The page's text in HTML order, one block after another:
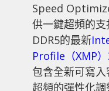
Speed
供一鍵超頻的
DDR5的最新
Profile（XMP
包含全新可寫
超頻的彈性化調